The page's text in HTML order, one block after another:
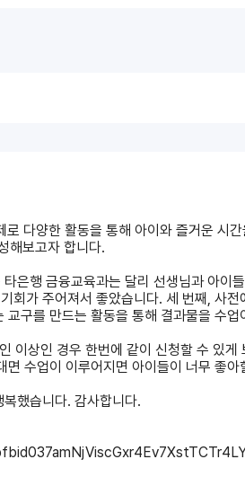
다양한 활동을 통해 아이와 즐거운 시
해보고자 합니다.
은행 금융교육과는 달리 선생님과 아
회가 주어져서 좋았습니다. 세 번째, 사
구를 만드는 활동을 통해 결과물을 수
이상인 경우 한번에 같이 신청할 수 있
수업이 이루어지면 아이들이 너무 좋아
했습니다. 감사합니다.